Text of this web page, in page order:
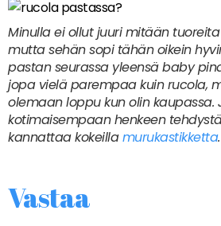
Minulla ei ollut juuri mitään
mutta sehän sopi tähän oikein
pastan seurassa yleensä baby
jopa vielä parempaa kuin rucola,
olemaan loppu kun olin kaupassa.
kotimaisempaan henkeen
kannattaa kokeillamurukastikketta.
Vastaa